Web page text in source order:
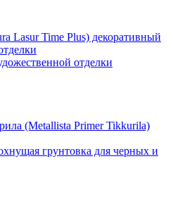
Lasur Time Plus) декоративный
отделки
(Metallista Primer Tikkurila)
грунтовка для черных и